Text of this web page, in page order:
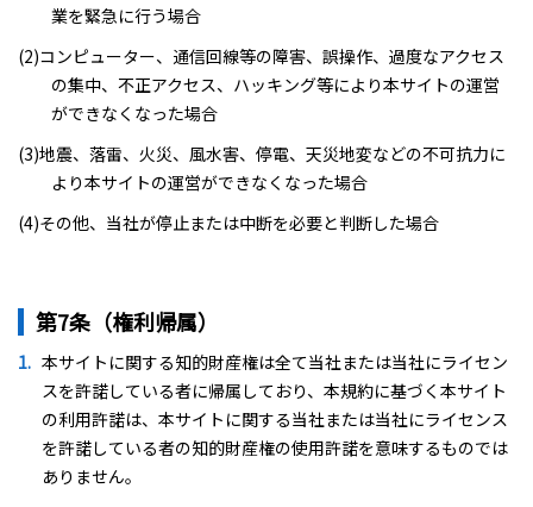
業を緊急に行う場合
(2)コンピューター、通信回線等の障害、誤操作、過度なアクセス
の集中、不正アクセス、ハッキング等により本サイトの運営
ができなくなった場合
(3)地震、落雷、火災、風水害、停電、天災地変などの不可抗力に
より本サイトの運営ができなくなった場合
(4)その他、当社が停止または中断を必要と判断した場合
第7条（権利帰属）
本サイトに関する知的財産権は全て当社または当社にライセン
スを許諾している者に帰属しており、本規約に基づく本サイト
の利用許諾は、本サイトに関する当社または当社にライセンス
を許諾している者の知的財産権の使用許諾を意味するものでは
ありません。